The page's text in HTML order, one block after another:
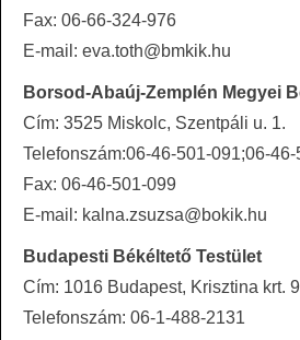
Fax: 06-66-324-976
E-mail: eva.toth@bmkik.hu
Borsod-Abaúj-Zemplén Megyei
Cím: 3525 Miskolc, Szentpáli u. 1.
Telefonszám:06-46-501-091;06-
Fax: 06-46-501-099
E-mail: kalna.zsuzsa@bokik.hu
Budapesti Békéltető Testület
Cím: 1016 Budapest, Krisztina krt.
Telefonszám: 06-1-488-2131